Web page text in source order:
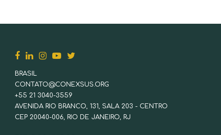
BRASIL
CONTATO@CONEXSUS.ORG
+55 21 3040-3559
AVENIDA RIO BRANCO, 131, SALA 203 - CENTRO
CEP 20040-006, RIO DE JANEIRO, RJ